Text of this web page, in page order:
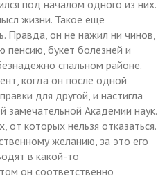
под началом одного из них.
жизни. Такое еще
Правда, он не нажил ни чинов,
пенсию, букет болезней и
спальном районе.
когда он после одной
для другой, и настигла
замечательной Академии наук.
которых нельзя отказаться.
желанию, за это его
в какой-то
он соответственно